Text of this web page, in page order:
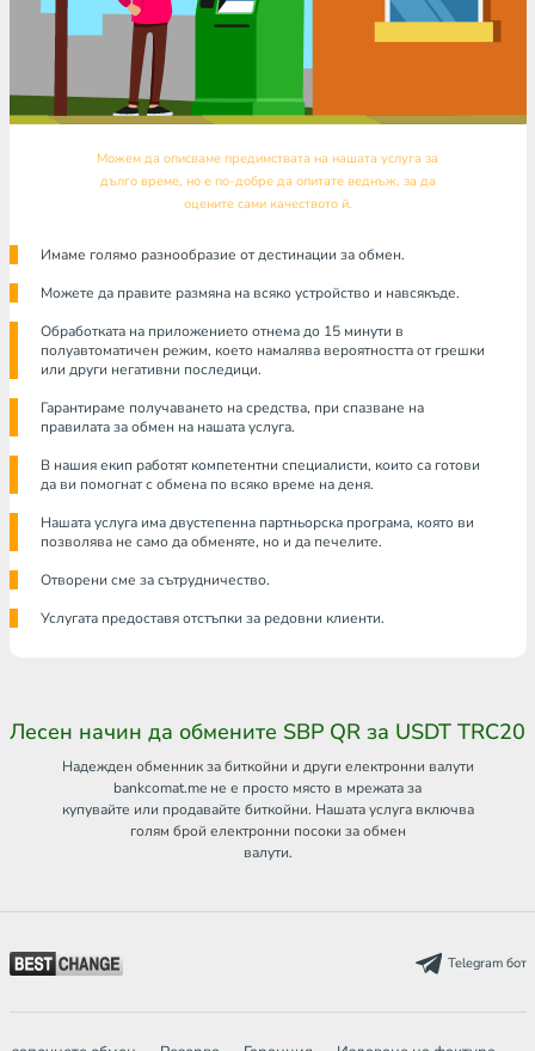
Можем да описваме предимствата на нашата услуга за
дълго време, но е по-добре да опитате веднъж, за да
оцените сами качеството й.
Имаме голямо разнообразие от дестинации за обмен.
Можете да правите размяна на всяко устройство и навсякъде.
Обработката на приложението отнема до 15 минути в
полуавтоматичен режим, което намалява вероятността от грешки
или други негативни последици.
Гарантираме получаването на средства, при спазване на
правилата за обмен на нашата услуга.
В нашия екип работят компетентни специалисти, които са готови
да ви помогнат с обмена по всяко време на деня.
Нашата услуга има двустепенна партньорска програма, която ви
позволява не само да обменяте, но и да печелите.
Отворени сме за сътрудничество.
Услугата предоставя отстъпки за редовни клиенти.
Лесен начин да обмените SBP QR за USDT TRC20
Надежден обменник за биткойни и други електронни валути
bankcomat.me не е просто място в мрежата за
купувайте или продавайте биткойни. Нашата услуга включва
голям брой електронни посоки за обмен
валути.
Telegram бот